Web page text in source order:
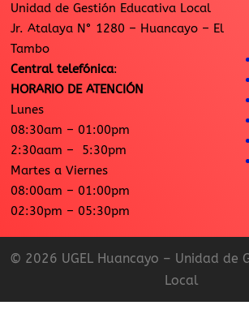
Unidad de Gestión Educativa Local
Jr. Atalaya N° 1280 – Huancayo – El
Tambo
Central telefónica:
HORARIO DE ATENCIÓN
Lunes
08:30am – 01:00pm
2:30aam – 5:30pm
Martes a Viernes
08:00am – 01:00pm
02:30pm – 05:30pm
© 2026 UGEL Huancayo – Unidad de
Local